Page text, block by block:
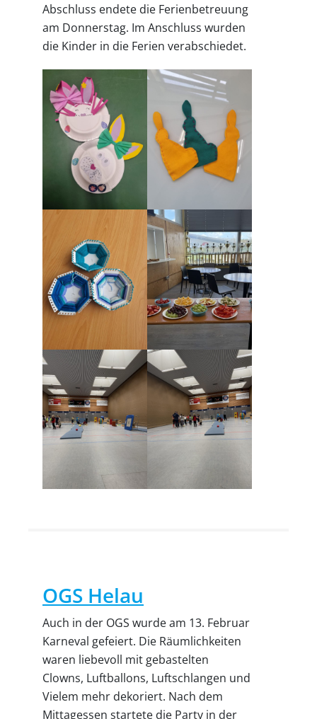
Abschluss endete die Ferienbetreuung
am Donnerstag. Im Anschluss wurden
die Kinder in die Ferien verabschiedet.
OGS Helau
Auch in der OGS wurde am 13. Februar
Karneval gefeiert. Die Räumlichkeiten
waren liebevoll mit gebastelten
Clowns, Luftballons, Luftschlangen und
Vielem mehr dekoriert. Nach dem
Mittagessen startete die Party in der